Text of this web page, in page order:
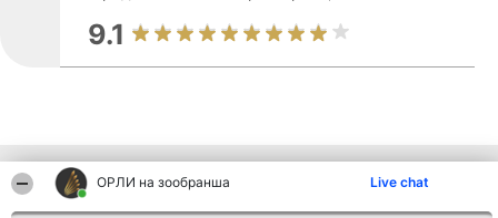
ОРЛИ на зообранша Live chat
9.1
Други фирми от региона